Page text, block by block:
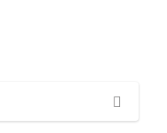
Search